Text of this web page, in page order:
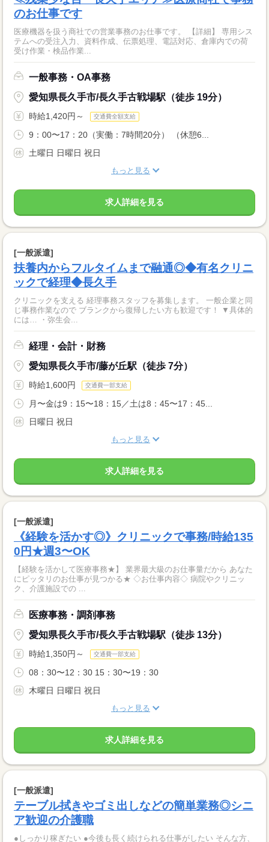
のお仕事です
医療機器を扱う商社での営業事務のお仕事です。 【詳細】 専用シス
テムへの受注入力、資料作成、伝票処理、電話対応、倉庫内での荷
受け作業・検品作業...
一般事務・OA事務
愛知県長久手市/長久手古戦場駅（徒歩 19分）
時給1,420円～ 交通費全額支給
9：00〜17：20（実働：7時間20分） （休憩6...
土曜日 日曜日 祝日
もっと見る
求人詳細を見る
[一般派遣]
扶養内からフルタイムまで融通◎◆有名クリニ
ックで経理◆長久手
クリニックを支える 経理事務スタッフを募集します。 一般企業と同
じ事務作業なので ブランクから復帰したい方も歓迎です！ ▼具体的
には… ・弥生会...
経理・会計・財務
愛知県長久手市/藤が丘駅（徒歩 7分）
時給1,600円 交通費一部支給
月〜金は9：15〜18：15／土は8：45〜17：45...
日曜日 祝日
もっと見る
求人詳細を見る
[一般派遣]
《経験を活かす◎》クリニックで事務/時給135
0円★週3〜OK
【経験を活かして医療事務★】 業界最大級のお仕事量だから あなた
にピッタリのお仕事が見つかる★ ◇お仕事内容◇ 病院やクリニッ
ク、介護施設での ...
医療事務・調剤事務
愛知県長久手市/長久手古戦場駅（徒歩 13分）
時給1,350円～ 交通費一部支給
08：30〜12：30 15：30〜19：30
木曜日 日曜日 祝日
もっと見る
求人詳細を見る
[一般派遣]
テーブル拭きやゴミ出しなどの簡単業務◎シニ
ア歓迎の介護職
●しっかり稼ぎたい ●今後も長く続けられる仕事がしたい そんな方、